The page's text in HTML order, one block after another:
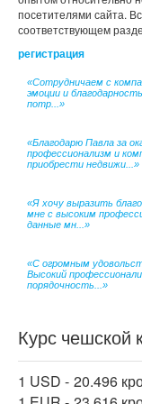
посетителями сайта.
соответствующем
регистрация
«Сотрудничаем с
эмоции и
потр...»
«Благодарю Павла за
профессионализм и
приобрести недвижи...»
«Я хочу выразить
мне с высоким
данные мн...»
«С огромным
Высокий
порядочность...»
Курс чешской
1 USD - 20.496